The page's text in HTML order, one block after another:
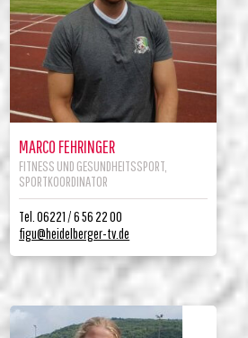
MARCO FEHRINGER
FITNESS UND GESUNDHEITSSPORT,
SPORTKOORDINATOR
Tel. 06221 / 6 56 22 00
figu@heidelberger-tv.de